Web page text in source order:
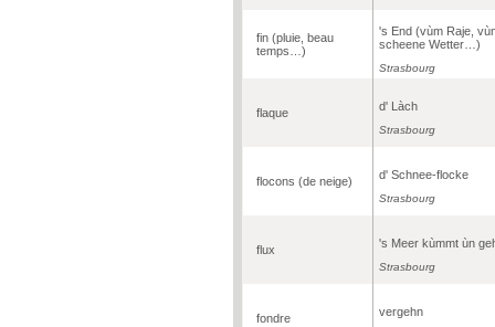
fin (pluie, beau
temps…)
's End (vùm Raje,
scheene Wetter…)
Strasbourg
flaque d' Làch
Strasbourg
flocons (de neige) d' Schnee-flocke
Strasbourg
flux 's Meer kùmmt ùn
Strasbourg
fondre vergehn